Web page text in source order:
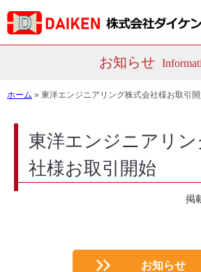
お知らせ
ホーム » 東洋エンジニアリング株式会社様お取引
東洋エンジニアリン
社様お取引開始
掲
お知らせ